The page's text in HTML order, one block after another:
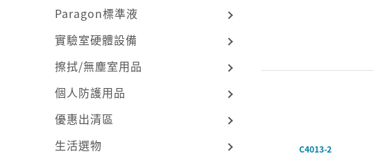
Paragon標準液
實驗室硬體設備
擦拭/無塵室用品
個人防護用品
優惠出清區
生活選物
C4013-2